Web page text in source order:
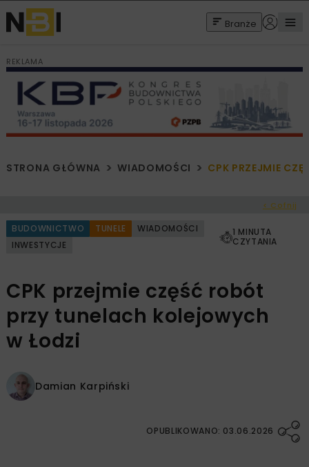
Branże
REKLAMA
STRONA GŁÓWNA WIADOMOŚCI CPK PRZEJMIE
< Cofnij
BUDOWNICTWO TUNELE
WIADOMOŚCI
INWESTYCJE
1 MINUTA
CZYTANIA
CPK przejmie część robót
przy tunelach kolejowych
w Łodzi
Damian Karpiński
OPUBLIKOWANO: 03.06.2026